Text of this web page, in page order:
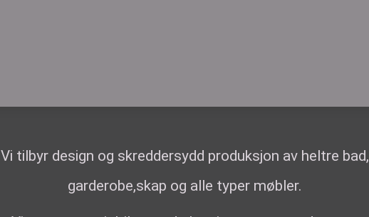
Vi tilbyr design og skreddersydd produksjon av heltre bad,
garderobe,skap og alle typer møbler.